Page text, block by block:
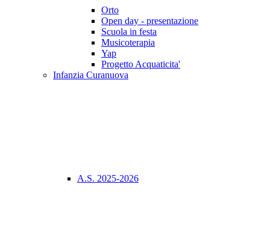
Orto
Open day - presentazione
Scuola in festa
Musicoterapia
Yap
Progetto Acquaticita'
Infanzia Curanuova
A.S. 2025-2026